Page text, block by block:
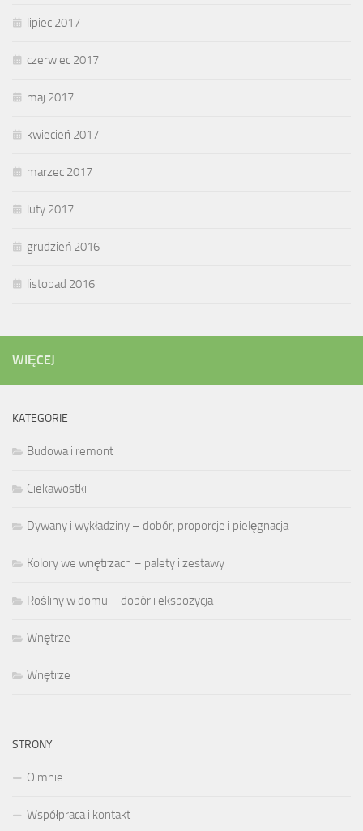
lipiec 2017
czerwiec 2017
maj 2017
kwiecień 2017
marzec 2017
luty 2017
grudzień 2016
listopad 2016
WIĘCEJ
KATEGORIE
Budowa i remont
Ciekawostki
Dywany i wykładziny – dobór, proporcje i pielęgnacja
Kolory we wnętrzach – palety i zestawy
Rośliny w domu – dobór i ekspozycja
Wnętrze
Wnętrze
STRONY
O mnie
Współpraca i kontakt